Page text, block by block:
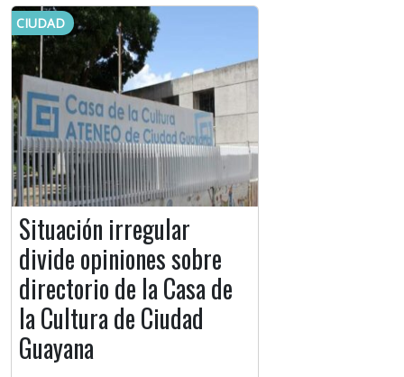
CIUDAD
Situación irregular
divide opiniones sobre
directorio de la Casa de
la Cultura de Ciudad
Guayana